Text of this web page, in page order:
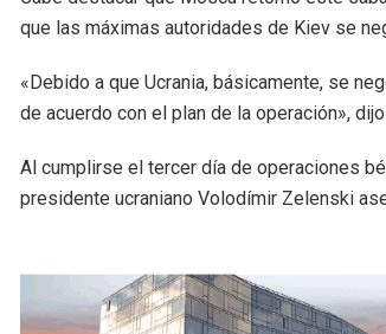
que las máximas autoridades de Kiev se
«Debido a que Ucrania, básicamente, se
de acuerdo con el plan de la operación»,
Al cumplirse el tercer día de operaciones
presidente ucraniano Volodímir Zelenski